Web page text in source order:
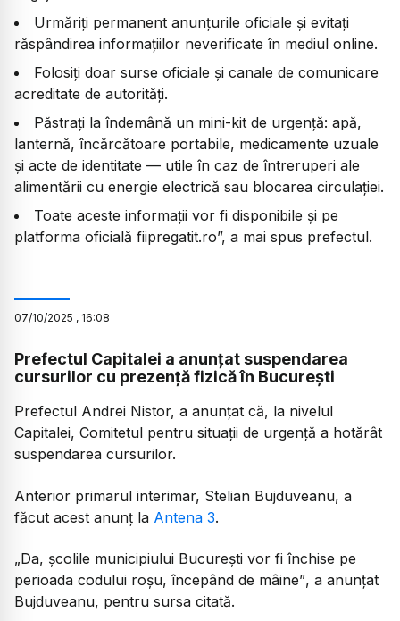
Urmăriți permanent anunțurile oficiale și evitați
răspândirea informațiilor neverificate în mediul online.
Folosiți doar surse oficiale și canale de comunicare
acreditate de autorități.
Păstrați la îndemână un mini-kit de urgență: apă,
lanternă, încărcătoare portabile, medicamente uzuale
și acte de identitate — utile în caz de întreruperi ale
alimentării cu energie electrică sau blocarea circulației.
Toate aceste informații vor fi disponibile și pe
platforma oficială fiipregatit.ro”, a mai spus prefectul.
07/10/2025 , 16:08
Prefectul Capitalei a anunțat suspendarea
cursurilor cu prezență fizică în București
Prefectul Andrei Nistor, a anunțat că, la nivelul
Capitalei, Comitetul pentru situații de urgență a hotărât
suspendarea cursurilor.
Anterior primarul interimar, Stelian Bujduveanu, a
făcut acest anunț la Antena 3.
„Da, școlile municipiului București vor fi închise pe
perioada codului roșu, începând de mâine”, a anunțat
Bujduveanu, pentru sursa citată.